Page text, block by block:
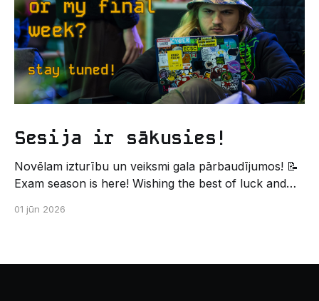
Sesija ir sākusies!
Novēlam izturību un veiksmi gala pārbaudījumos! 📝
Exam season is here! Wishing the best of luck and
pašpārvaldes komunikācijas virziens
01 jūn 2026